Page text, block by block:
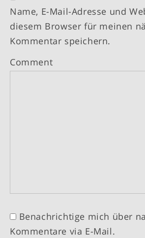
Name, E-Mail-Adresse und
diesem Browser für meinen
Kommentar speichern.
Comment
Benachrichtige mich über
Kommentare via E-Mail.